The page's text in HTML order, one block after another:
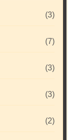
(3)
(7)
(3)
(3)
(2)